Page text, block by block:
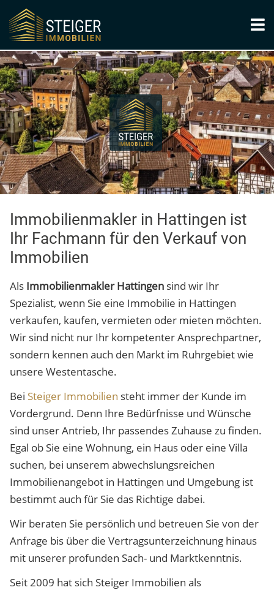
Immobilienmakler in Hattingen ist
Ihr Fachmann für den Verkauf von
Immobilien
Als Immobilienmakler Hattingen sind wir Ihr
Spezialist, wenn Sie eine Immobilie in Hattingen
verkaufen, kaufen, vermieten oder mieten möchten.
Wir sind nicht nur Ihr kompetenter Ansprechpartner,
sondern kennen auch den Markt im Ruhrgebiet wie
unsere Westentasche.
Bei Steiger Immobilien steht immer der Kunde im
Vordergrund. Denn Ihre Bedürfnisse und Wünsche
sind unser Antrieb, Ihr passendes Zuhause zu finden.
Egal ob Sie eine Wohnung, ein Haus oder eine Villa
suchen, bei unserem abwechslungsreichen
Immobilienangebot in Hattingen und Umgebung ist
bestimmt auch für Sie das Richtige dabei.
Wir beraten Sie persönlich und betreuen Sie von der
Anfrage bis über die Vertragsunterzeichnung hinaus
mit unserer profunden Sach- und Marktkenntnis.
Seit 2009 hat sich Steiger Immobilien als